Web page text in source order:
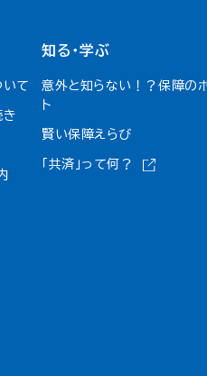
いて
き
知る・学ぶ
意外と知らない！？保障の
ト
賢い保障えらび
「共済」って何？